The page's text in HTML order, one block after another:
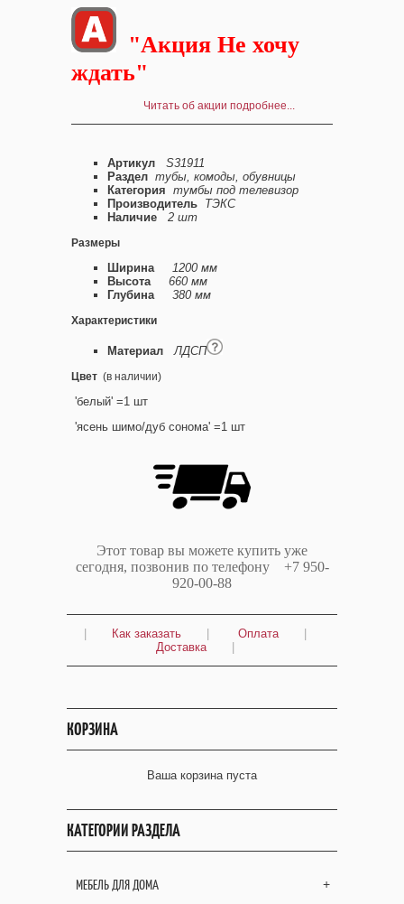
"Акция Не хочу
ждать"
Читать об акции подробнее...
Артикул
S31911
Раздел тубы, комоды, обувницы
Категория тумбы под телевизор
Производитель ТЭКС
Наличие
2 шт
Размеры
Ширина
1200 мм
Высота
660 мм
Глубина
380 мм
Характеристики
Материал ЛДСП
Цвет (в наличии)
'белый' =1 шт
'ясень шимо/дуб сонома' =1 шт
Этот товар вы можете купить уже
сегодня, позвонив по телефону +7 950-
920-00-88
Как заказать Оплата
Доставка
КОРЗИНА
Ваша корзина пуста
КАТЕГОРИИ РАЗДЕЛА
+
МЕБЕЛЬ ДЛЯ ДОМА